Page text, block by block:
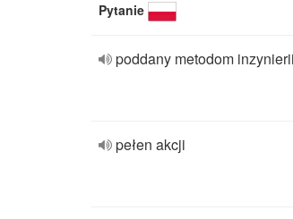
Pytanie
poddany metodom
pełen akcji